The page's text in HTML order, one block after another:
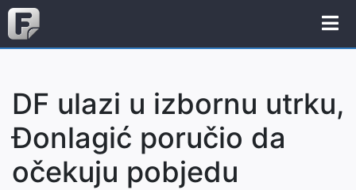
DF ulazi u izbornu utrku,
Đonlagić poručio da
očekuju pobjedu